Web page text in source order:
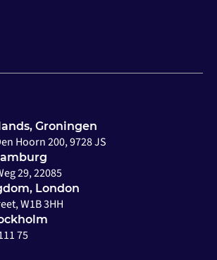
Groningen
Hoorn 200, 9728 JS
29, 22085
London
W1B 3HH
75